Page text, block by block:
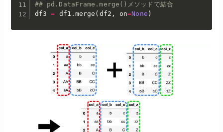
## pd.DataFrame.merge()メソッドで結合
df3 = df1 . merge ( df2 , on=None )